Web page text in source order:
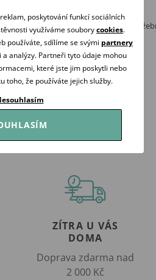
PINOKIO Rukavičky
Rose
69 Kč
Skladem
Koupit
ZÍTRA U VÁS
DOMA
Doprava zdarma nad
2 000 Kč
poskytování funkcí sociálních
využíváme souborycookies.
používáte, sdílíme se svými partnery
analýzy. Partneři tyto údaje mohou
které jste jim poskytli nebo
toho, že používáte jejich služby.